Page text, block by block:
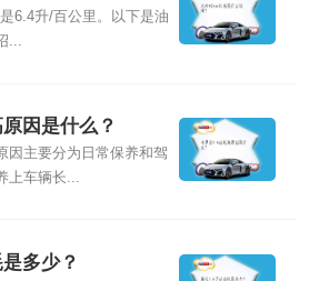
6.4升/百公里。以下是油
...
因是什么？
因主要分为日常保养和驾
上车辆长...
多少？